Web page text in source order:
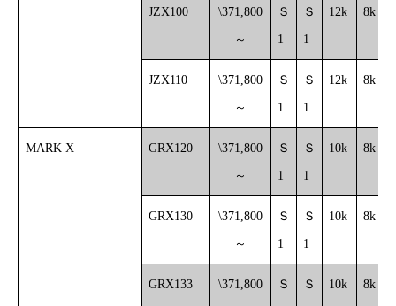
JZX100 \371,800
～
Ｓ
1
Ｓ
1
12k 8k
JZX110 \371,800
～
Ｓ
1
Ｓ
1
12k 8k
MARK X GRX120 \371,800
～
Ｓ
1
Ｓ
1
10k 8k
GRX130 \371,800
～
Ｓ
1
Ｓ
1
10k 8k
GRX133 \371,800 Ｓ Ｓ 10k 8k